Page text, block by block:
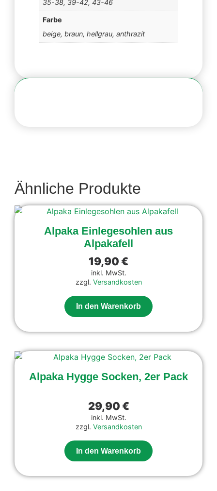
35-38, 39-42, 43-46
Farbe
beige, braun, hellgrau, anthrazit
Ähnliche Produkte
Alpaka Einlegesohlen aus
Alpakafell
19,90€
inkl. MwSt.
zzgl. Versandkosten
In den Warenkorb
Alpaka Hygge Socken, 2er Pack
29,90€
inkl. MwSt.
zzgl. Versandkosten
In den Warenkorb